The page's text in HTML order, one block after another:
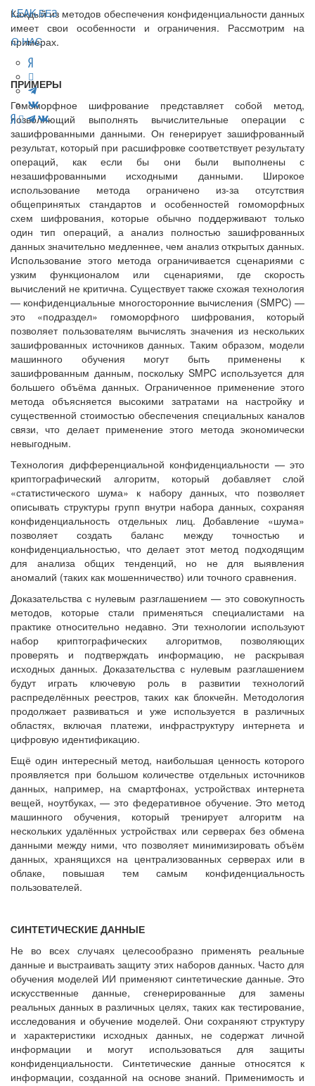
LEAK-БЕЗ
О НАС
Каждый из методов обеспечения конфиденциальности данных
имеет свои особенности и ограничения. Рассмотрим на
примерах.
ПРИМЕРЫ
Гомоморфное шифрование представляет собой метод,
позволяющий выполнять вычислительные операции с
зашифрованными данными. Он генерирует зашифрованный
результат, который при расшифровке соответствует результату
операций, как если бы они были выполнены с
незашифрованными исходными данными. Широкое
использование метода ограничено из-за отсутствия
общепринятых стандартов и особенностей гомоморфных
схем шифрования, которые обычно поддерживают только
один тип операций, а анализ полностью зашифрованных
данных значительно медленнее, чем анализ открытых данных.
Использование этого метода ограничивается сценариями с
узким функционалом или сценариями, где скорость
вычислений не критична. Существует также схожая технология
— конфиденциальные многосторонние вычисления (SMPC) —
это «подраздел» гомоморфного шифрования, который
позволяет пользователям вычислять значения из нескольких
зашифрованных источников данных. Таким образом, модели
машинного обучения могут быть применены к
зашифрованным данным, поскольку SMPC используется для
большего объёма данных. Ограниченное применение этого
метода объясняется высокими затратами на настройку и
существенной стоимостью обеспечения специальных каналов
связи, что делает применение этого метода экономически
невыгодным.
Технология дифференциальной конфиденциальности — это
криптографический алгоритм, который добавляет слой
«статистического шума» к набору данных, что позволяет
описывать структуры групп внутри набора данных, сохраняя
конфиденциальность отдельных лиц. Добавление «шума»
позволяет создать баланс между точностью и
конфиденциальностью, что делает этот метод подходящим
для анализа общих тенденций, но не для выявления
аномалий (таких как мошенничество) или точного сравнения.
Доказательства с нулевым разглашением — это совокупность
методов, которые стали применяться специалистами на
практике относительно недавно. Эти технологии используют
набор криптографических алгоритмов, позволяющих
проверять и подтверждать информацию, не раскрывая
исходных данных. Доказательства с нулевым разглашением
будут играть ключевую роль в развитии технологий
распределённых реестров, таких как блокчейн. Методология
продолжает развиваться и уже используется в различных
областях, включая платежи, инфраструктуру интернета и
цифровую идентификацию.
Ещё один интересный метод, наибольшая ценность которого
проявляется при большом количестве отдельных источников
данных, например, на смартфонах, устройствах интернета
вещей, ноутбуках, — это федеративное обучение. Это метод
машинного обучения, который тренирует алгоритм на
нескольких удалённых устройствах или серверах без обмена
данными между ними, что позволяет минимизировать объём
данных, хранящихся на централизованных серверах или в
облаке, повышая тем самым конфиденциальность
пользователей.
СИНТЕТИЧЕСКИЕ ДАННЫЕ
Не во всех случаях целесообразно применять реальные
данные и выстраивать защиту этих наборов данных. Часто для
обучения моделей ИИ применяют синтетические данные. Это
искусственные данные, сгенерированные для замены
реальных данных в различных целях, таких как тестирование,
исследования и обучение моделей. Они сохраняют структуру
и характеристики исходных данных, не содержат личной
информации и могут использоваться для защиты
конфиденциальности. Синтетические данные относятся к
информации, созданной на основе знаний. Применимость и